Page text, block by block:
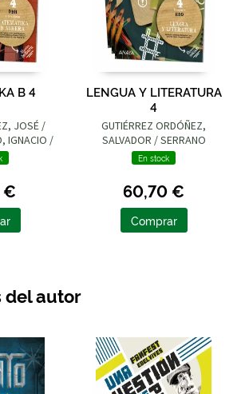
B 4
JOSÉ /
IGNACIO /
Mª
CAÑAS,
PÉREZ,
B., ANA
€
LENGUA Y LITERATURA
4
GUTIÉRREZ ORDÓÑEZ,
SALVADOR / SERRANO
SERRANO, JOAQUÍN / PÉREZ
FERNÁNDEZ, DESIRÉE / LUNA
FERNÁNDEZ, REMEDIOS
En stock
60,70 €
Comprar
del autor